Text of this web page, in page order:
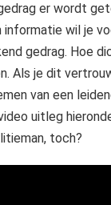
er wordt
wil je
gedrag. Hoe
Als je dit
van een
uitleg
toch?